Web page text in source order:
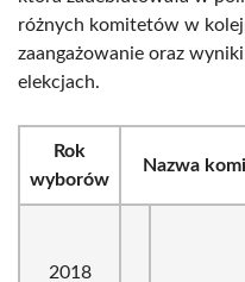
różnych komitetów w
zaangażowanie oraz
elekcjach.
Rok
wyborów
Nazwa
2018